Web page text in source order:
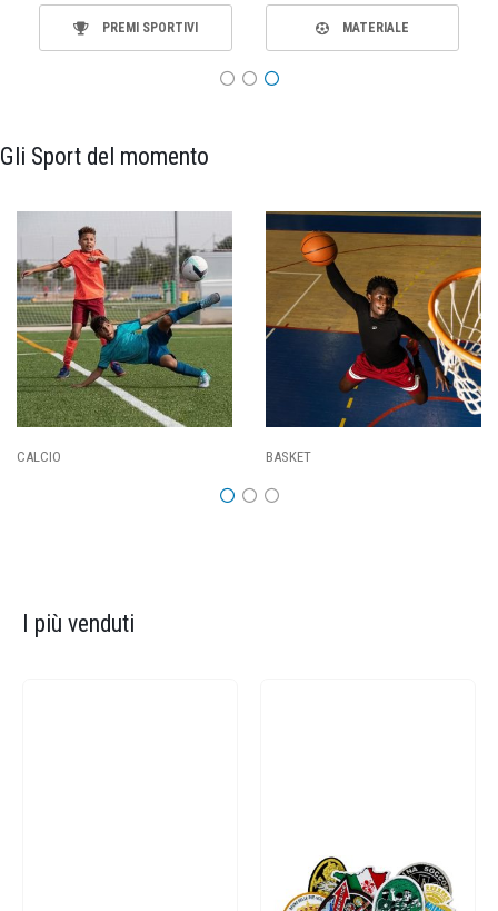
PREMI SPORTIVI MATERIALE
Gli Sport del momento
CALCIO BASKET
I più venduti